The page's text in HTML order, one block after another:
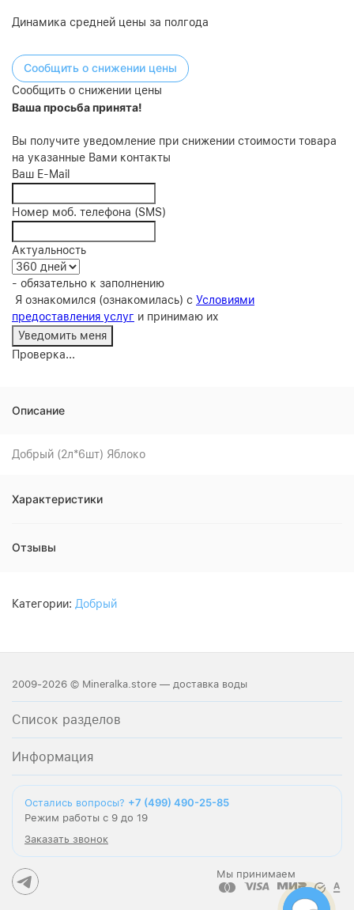
Динамика средней цены за полгода
Сообщить о снижении цены
Сообщить о снижении цены
Ваша просьба принята!
Вы получите уведомление при снижении стоимости товара
на указанные Вами контакты
Ваш E-Mail
Номер моб. телефона (SMS)
Актуальность
- обязательно к заполнению
Я ознакомился (ознакомилась) с Условиями
предоставления услуг и принимаю их
Проверка...
Описание
Добрый (2л*6шт) Яблоко
Характеристики
Отзывы
Категории: Добрый
2009-2026 © Mineralka.store — доставка воды
Список разделов
Информация
Остались вопросы? +7 (499) 490-25-85
Режим работы с 9 до 19
Заказать звонок
Мы принимаем